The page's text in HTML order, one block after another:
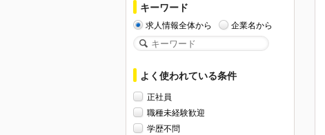
キーワード
求人情報全体から 企業名から
よく使われている条件
正社員
職種未経験歓迎
学歴不問